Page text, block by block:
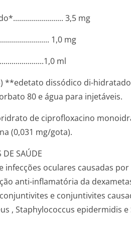
3,5 mg
1,0 mg
ml
**edetato dissódico di-
80 e água para injetáveis.
de ciprofloxacino
(0,031 mg/gota).
DE SAÚDE
oculares causadas
anti-inflamatória da
e conjuntivites
, Staphylococcus epidermidis e